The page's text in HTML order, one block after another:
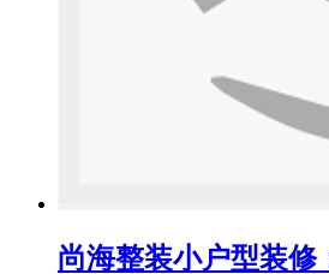
尚海整装小户型装修